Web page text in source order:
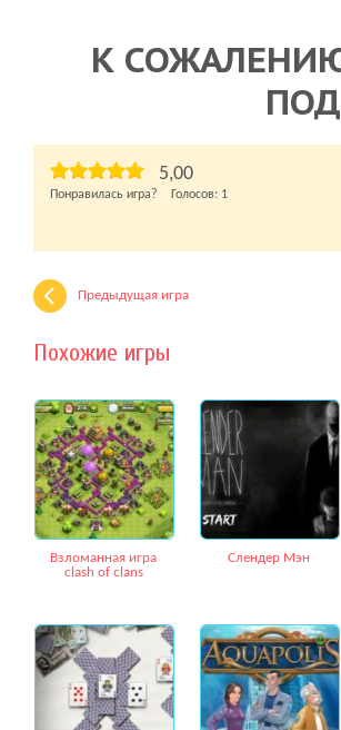
К
5,00
Понравилась игра? Голосов: 1
Предыдущая игра
Похожие игры
Взломанная игра
clash of clans
Слендер Мэн